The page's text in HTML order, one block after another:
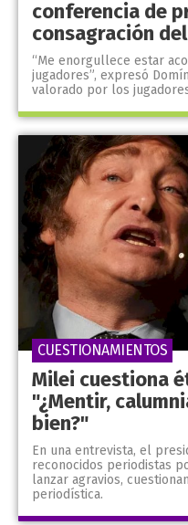
conferencia de
consagración
“Me enorgullece estar
jugadores”, expresó
valorado por los
Milei cuestiona
"¿Mentir,
bien?"
En una entrevista, el
reconocidos periodistas
lanzar agravios,
periodística.
CUESTIONAMIENTOS